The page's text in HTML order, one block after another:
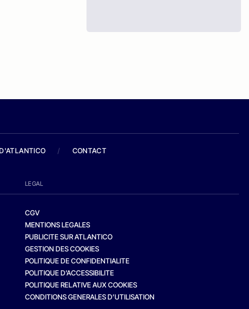
/ CONTACT
LEGAL
CGV
MENTIONS LEGALES
PUBLICITE SUR ATLANTICO
GESTION DES COOKIES
POLITIQUE DE CONFIDENTIALITE
POLITIQUE D’ACCESSIBILITE
POLITIQUE RELATIVE AUX COOKIES
CONDITIONS GENERALES D’UTILISATION